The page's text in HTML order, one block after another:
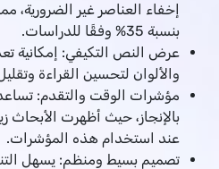
إخفاء العناصر غير الضرورية،
بنسبة 35% وفقًا للدراسات.
عرض النص التكيفي: إمكانية
والألوان لتحسين القراءة
مؤشرات الوقت والتقدم:
عند استخدام هذه المؤشرات.
تصميم بسيط ومنظم: يسهل